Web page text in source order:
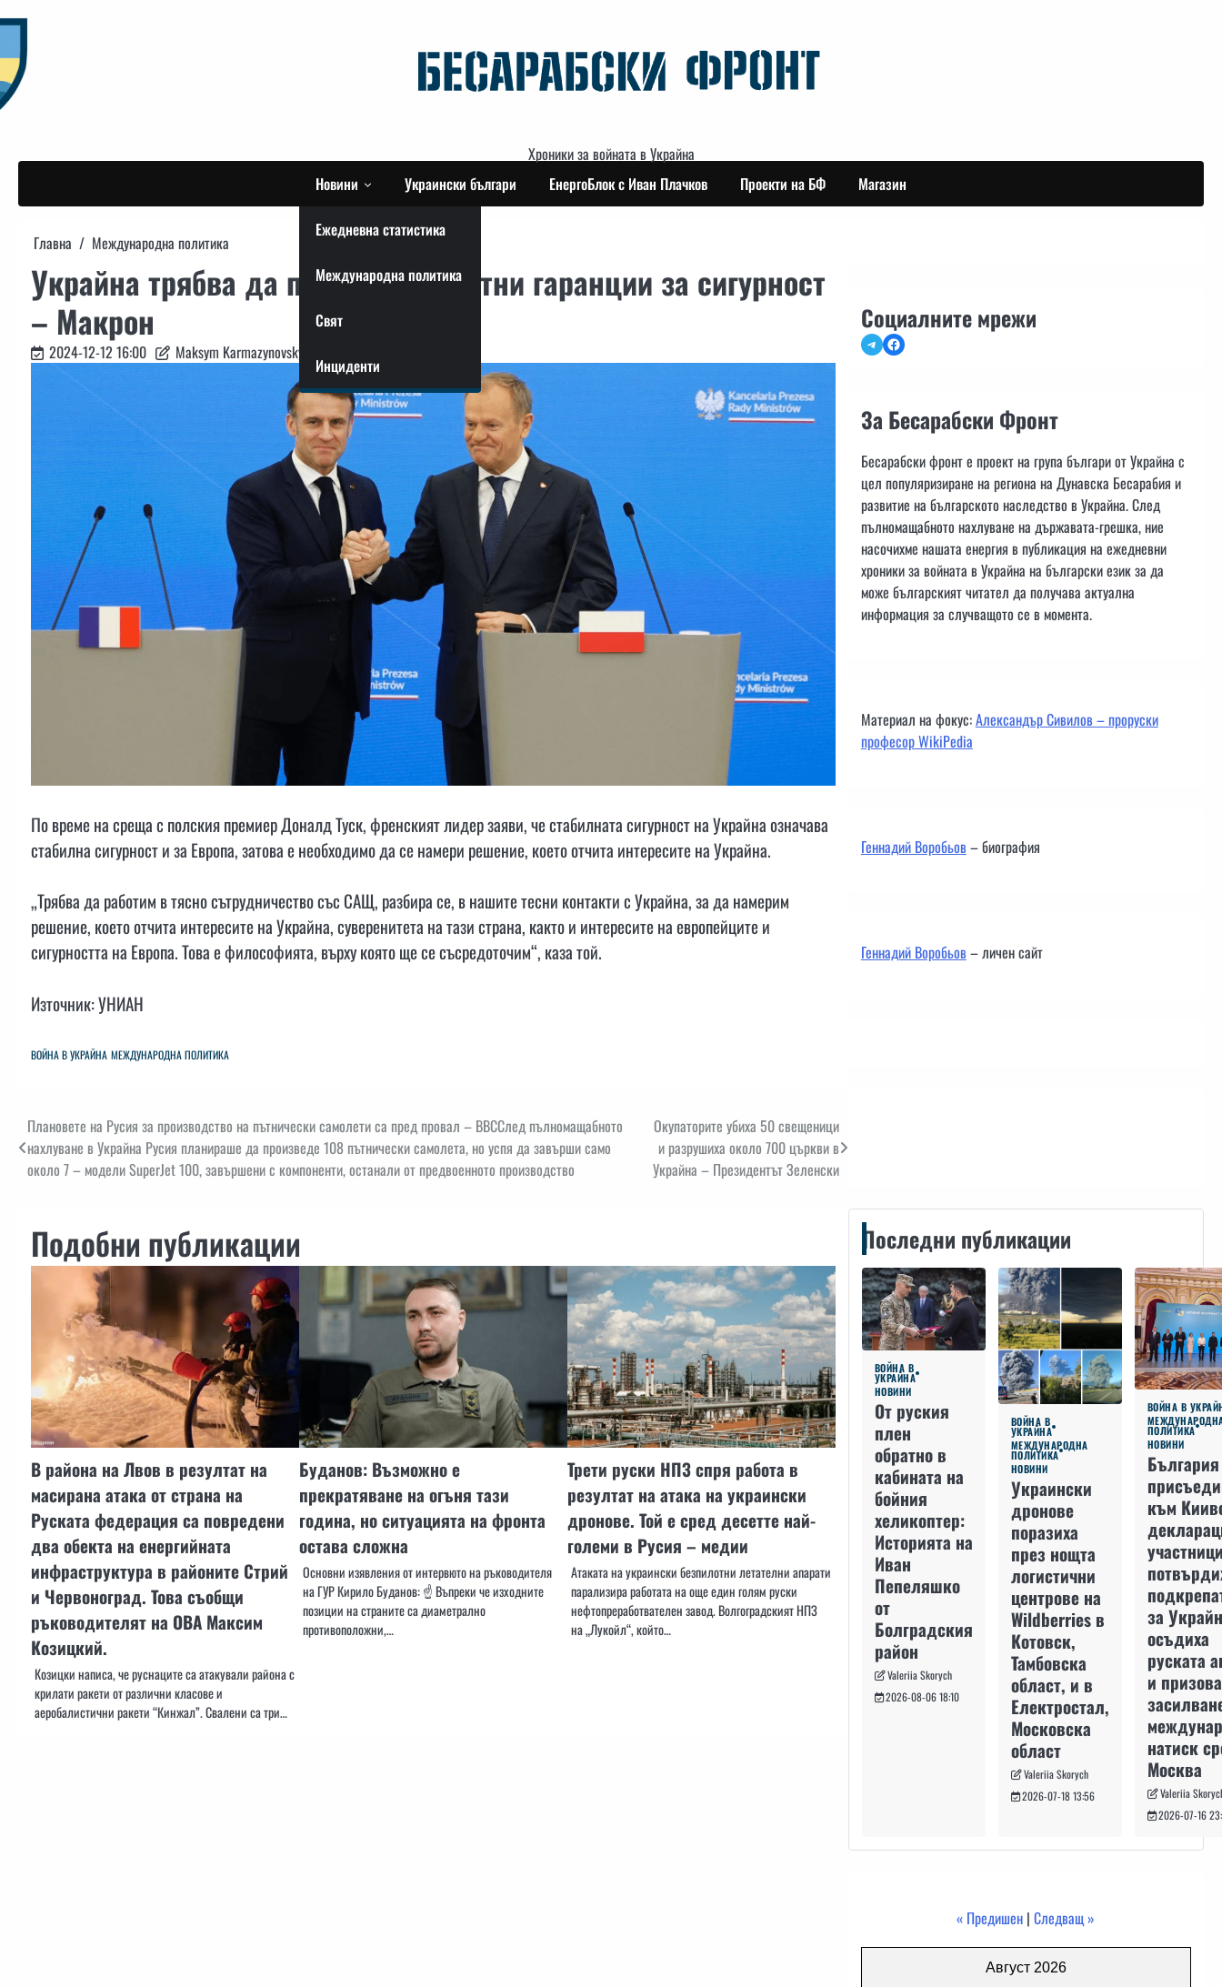
to
content
Хроники за войната в Украйна
Новини
Ежедневна статистика
Международна политика
Свят
Инциденти
Украински българи ЕнергоБлок с Иван Плачков Проекти на БФ Магазин
Главна Международна политика
Украйна трябва да получи адекватни гаранции за сигурност
– Макрон
2024-12-12 16:00 Maksym Karmazynovskyi
По време на среща с полския премиер Доналд Туск, френският лидер заяви, че стабилната сигурност на Украйна означава
стабилна сигурност и за Европа, затова е необходимо да се намери решение, което отчита интересите на Украйна.
„Трябва да работим в тясно сътрудничество със САЩ, разбира се, в нашите тесни контакти с Украйна, за да намерим
решение, което отчита интересите на Украйна, суверенитета на тази страна, както и интересите на европейците и
сигурността на Европа. Това е философията, върху която ще се съсредоточим“, каза той.
Източник: УНИАН
ВОЙНА В УКРАЙНА МЕЖДУНАРОДНА ПОЛИТИКА
Навигация
Плановете на Русия за производство на пътнически самолети са пред провал – ВВССлед пълномащабното
нахлуване в Украйна Русия планираше да произведе 108 пътнически самолета, но успя да завърши само
около 7 – модели SuperJet 100, завършени с компоненти, останали от предвоенното производство
Окупаторите убиха 50 свещеници
и разрушиха около 700 църкви в
Украйна – Президентът Зеленски
Подобни публикации
В района на Лвов в резултат на
масирана атака от страна на
Руската федерация са повредени
два обекта на енергийната
инфраструктура в районите Стрий
и Червоноград. Това съобщи
ръководителят на OВA Максим
Козицкий.
Козицки написа, че руснаците са атакували района с
крилати ракети от различни класове и
аеробалистични ракети “Кинжал”. Свалени са три…
Буданов: Възможно е
прекратяване на огъня тази
година, но ситуацията на фронта
остава сложна
Основни изявления от интервюто на ръководителя
на ГУР Кирило Буданов: ☝️ Въпреки че изходните
позиции на страните са диаметрално
противоположни,…
Трети руски НПЗ спря работа в
резултат на атака на украински
дронове. Той е сред десетте най-
големи в Русия – медии
Атаката на украински безпилотни летателни апарати
парализира работата на още един голям руски
нефтопреработвателен завод. Волгоградският НПЗ
на „Лукойл“, който…
Социалните мрежи
TelegramFacebook
За Бесарабски Фронт
Бесарабски фронт е проект на група българи от Украйна с
цел популяризиране на региона на Дунавска Бесарабия и
развитие на българското наследство в Украйна. След
пълномащабното нахлуване на държавата-грешка, ние
насочихме нашата енергия в публикация на ежедневни
хроники за войната в Украйна на български език за да
може българският читател да получава актуална
информация за случващото се в момента.
Материал на фокус:Александър Сивилов – проруски
професор WikiPedia
Геннадий Воробьов– биография
Геннадий Воробьов– личен сайт
Последни публикации
ВОЙНА В
УКРАЙНА
НОВИНИ
От руския
плен
обратно в
кабината на
бойния
хеликоптер:
Историята на
Иван
Пепеляшко
от
Болградския
район
Valeriia Skorych
2026-08-06 18:10
ВОЙНА В
УКРАЙНА
МЕЖДУНАРОДНА
ПОЛИТИКА
НОВИНИ
Украински
дронове
поразиха
през нощта
логистични
центрове на
Wildberries в
Котовск,
Тамбовска
област, и в
Електростал,
Московска
област
Valeriia Skorych
2026-07-18 13:56
ВОЙНА В
ПОЛИТИКА
НОВИНИ
към
за
осъдиха
руската
и
натиск
Москва
Valeriia
2026-07-16
« Предишен |Следващ »
Август 2026